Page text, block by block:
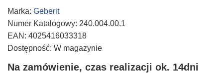
Marka: Geberit
Numer Katalogowy: 240.004.00.1
EAN: 4025416033318
Dostępność: W magazynie
Na zamówienie, czas realizacji ok. 14dni